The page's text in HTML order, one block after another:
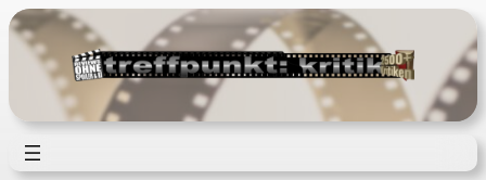
Zum
Inhalt
springen